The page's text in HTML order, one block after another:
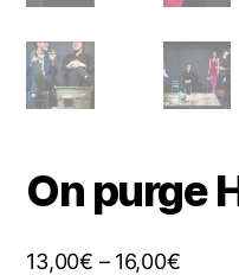
On purge
13,00€ – 16,00€